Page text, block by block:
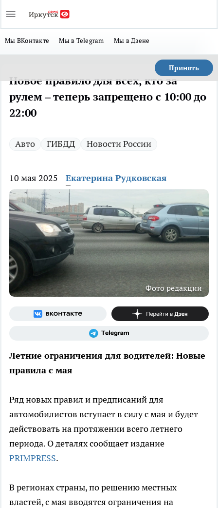
Мы ВКонтакте Мы в Telegram Мы в Дзене
Принять
Новое правило для всех, кто за
рулем – теперь запрещено с 10:00 до
22:00
Авто ГИБДД Новости России
10 мая 2025 Екатерина Рудковская
Фото редакции
Летние ограничения для водителей: Новые
правила с мая
Ряд новых правил и предписаний для
автомобилистов вступает в силу с мая и будет
действовать на протяжении всего летнего
периода. О деталях сообщает издание
PRIMPRESS.
В регионах страны, по решению местных
властей, с мая вводятся ограничения на